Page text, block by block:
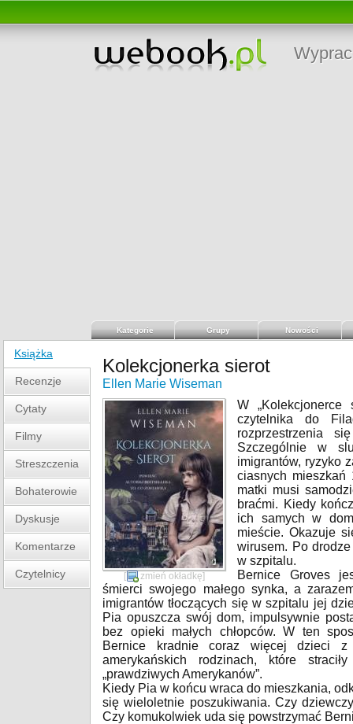
Kategorie Grupy Nowości
Książka
Recenzje
Cytaty
Filmy
Streszczenia
Bohaterowie
Dyskusje
Komentarze
Czytelnicy
Kolekcjonerka sierot
Ellen Marie Wiseman
[ zmień okładkę]
W „Kolekcjonerce
czytelnika do
rozprzestrzenia
Szczególnie w
imigrantów, ryzyko
ciasnych
matki musi
braćmi. Kiedy
ich samych w
mieście. Okazuje
wirusem. Po
w szpitalu.
Bernice Groves
śmierci swojego małego synka, a
imigrantów tłoczących się w szpitalu jej
Pia opuszcza swój dom, impulsywnie
bez opieki małych chłopców. W ten
Bernice kradnie coraz więcej dzieci
amerykańskich rodzinach, które
„prawdziwych Amerykanów”.
Kiedy Pia w końcu wraca do mieszkania,
się wieloletnie poszukiwania. Czy
Czy komukolwiek uda się powstrzymać